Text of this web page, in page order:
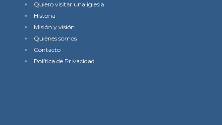
Quiero visitar una iglesia
Historia
Misión y visión
Quiénes somos
Contacto
Política de Privacidad